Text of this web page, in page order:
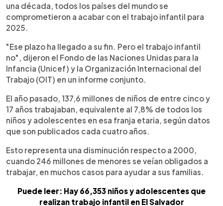
una década, todos los países del mundo se
comprometieron a acabar con el trabajo infantil para
2025.
"Ese plazo ha llegado a su fin. Pero el trabajo infantil
no", dijeron el Fondo de las Naciones Unidas para la
Infancia (Unicef) y la Organización Internacional del
Trabajo (OIT) en un informe conjunto.
El año pasado, 137,6 millones de niños de entre cinco y
17 años trabajaban, equivalente al 7,8% de todos los
niños y adolescentes en esa franja etaria, según datos
que son publicados cada cuatro años.
Esto representa una disminución respecto a 2000,
cuando 246 millones de menores se veían obligados a
trabajar, en muchos casos para ayudar a sus familias.
Puede leer: Hay 66,353 niños y adolescentes que
realizan trabajo infantil en El Salvador